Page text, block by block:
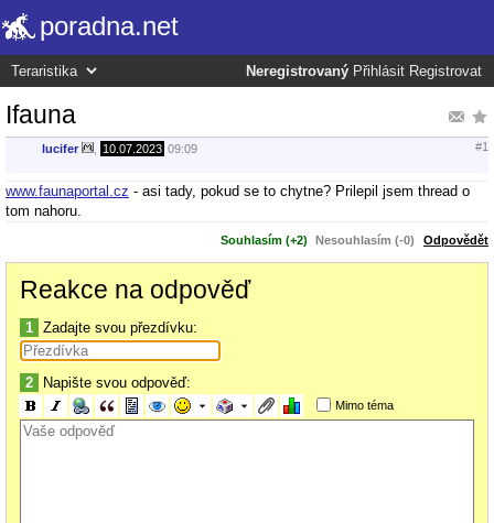
poradna.net
Neregistrovaný Přihlásit Registrovat
Ifauna
lucifer 10.07.2023 09:09 #1
www.faunaportal.cz - asi tady, pokud se to chytne? Prilepil jsem thread o
tom nahoru.
Souhlasím (+2) Nesouhlasím (-0) Odpovědět
Reakce na odpověď
1 Zadajte svou přezdívku:
2 Napište svou odpověď:
Mimo téma